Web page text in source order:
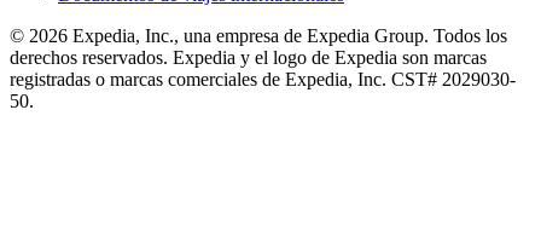
© 2026 Expedia, Inc., una empresa de Expedia Group. Todos los
derechos reservados. Expedia y el logo de Expedia son marcas
registradas o marcas comerciales de Expedia, Inc. CST# 2029030-
50.